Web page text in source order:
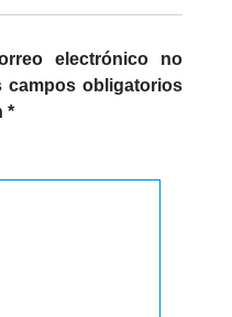
electrónico no
campos obligatorios
*